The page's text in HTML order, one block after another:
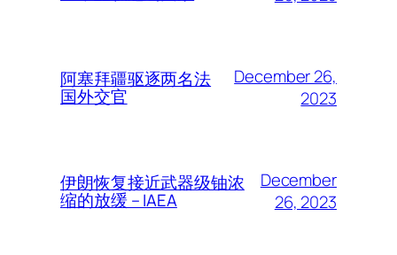
阿塞拜疆驱逐两名法
国外交官
December 26,
2023
伊朗恢复接近武器级铀浓
缩的放缓 – IAEA
December
26, 2023